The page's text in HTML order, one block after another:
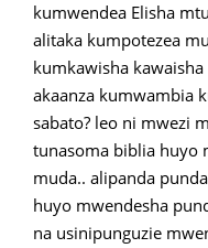
kumwendea Elisha
alitaka kumpotezea
kumkawisha
akaanza kumwambia
sabato? leo ni mwezi
tunasoma biblia huyo
muda.. alipanda
huyo mwendesha
na usinipunguzie